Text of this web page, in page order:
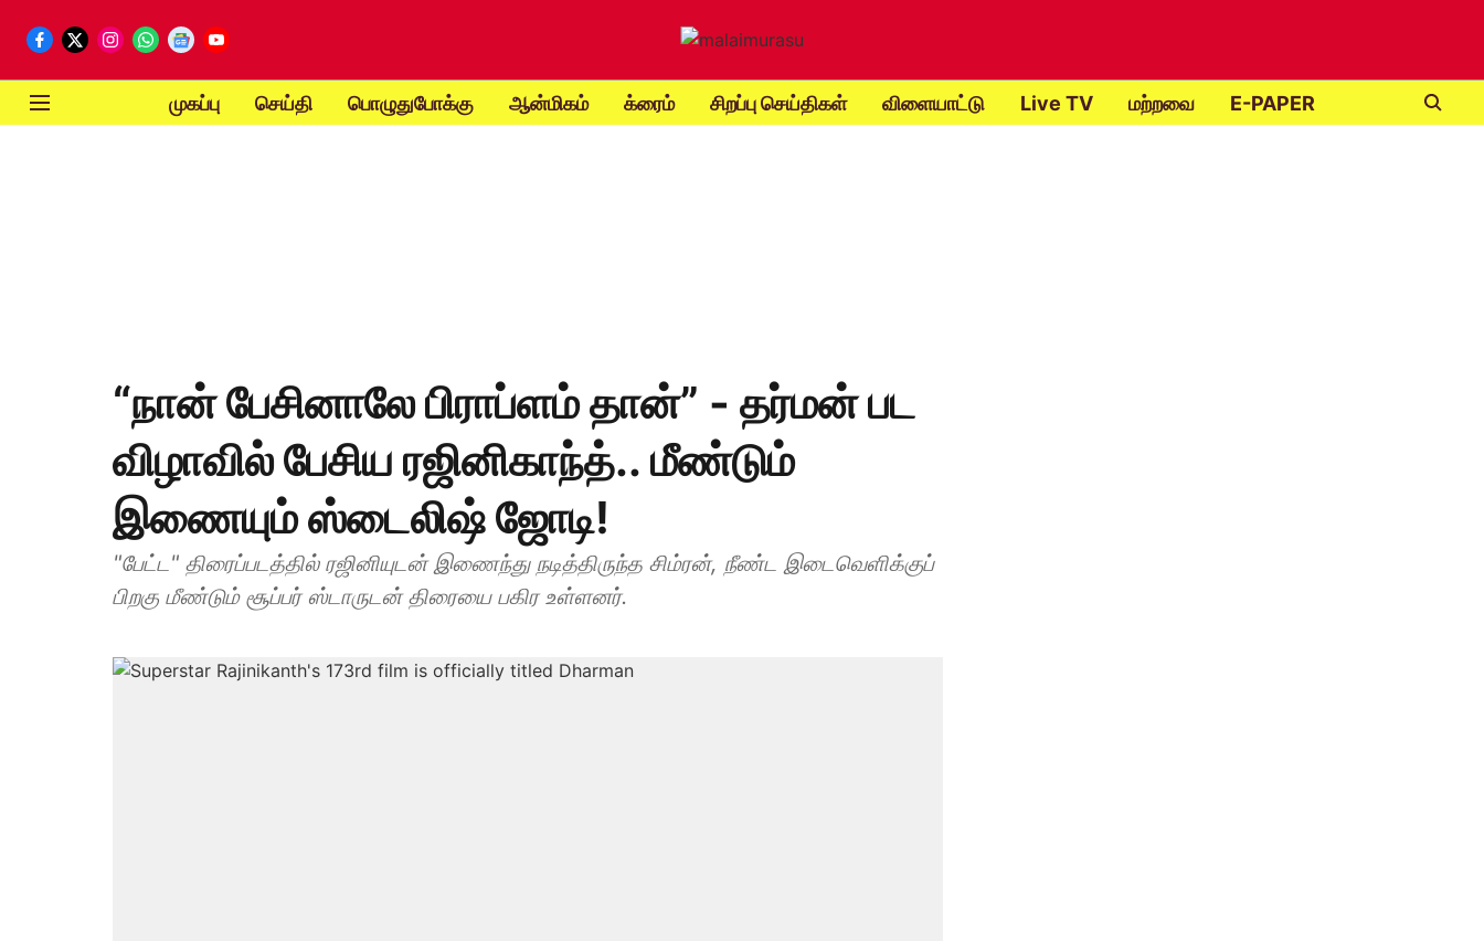
முகப்பு செய்தி பொழுதுபோக்கு ஆன்மிகம் க்ரைம் சிறப்பு செய்திகள் விளையாட்டு Live TV மற்றவை E-PAPER
“நான் பேசினாலே பிராப்ளம் தான்” - தர்மன் பட
விழாவில் பேசிய ரஜினிகாந்த்.. மீண்டும்
இணையும் ஸ்டைலிஷ் ஜோடி!
"பேட்ட" திரைப்படத்தில் ரஜினியுடன் இணைந்து நடித்திருந்த சிம்ரன், நீண்ட இடைவெளிக்குப்
பிறகு மீண்டும் சூப்பர் ஸ்டாருடன் திரையை பகிர உள்ளனர்.